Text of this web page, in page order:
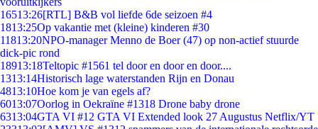
16513:26[RTL] B&B vol liefde 6de seizoen #4
1813:25Op vakantie met (kleine) kinderen #30
11813:20NPO-manager Menno de Boer (47) op non-actief stuurde
dick-pic rond
18913:18Teltopic #1561 tel door en door en door....
1313:14Historisch lage waterstanden Rijn en Donau
4813:10Hoe kom je van egels af?
6013:07Oorlog in Oekraïne #1318 Drone baby drone
6313:04GTA VI #12 GTA VI Extended look 27 Augustus Netflix/YT